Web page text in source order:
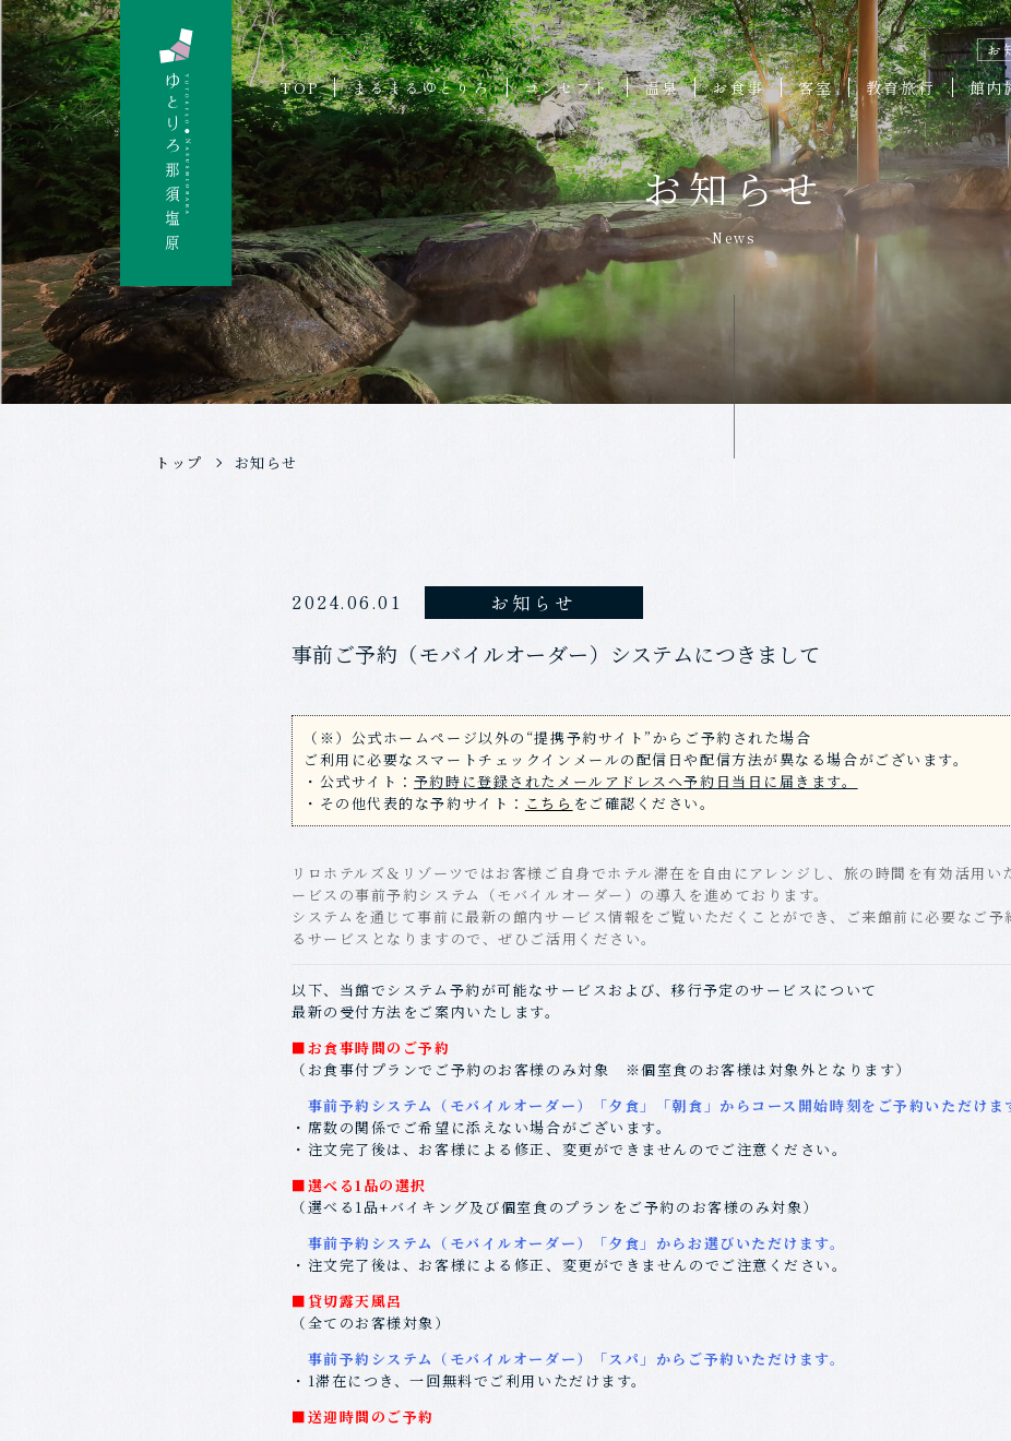
お
TOP まるまるゆとりろ コンセプト 温泉 お食事 客室 教育旅行 館内
お知らせ
News
トップ お知らせ
2024.06.01 お知らせ
事前ご予約（モバイルオーダー）システムにつきまして
（※）公式ホームページ以外の“提携予約サイト”からご予約された場合
ご利用に必要なスマートチェックインメールの配信日や配信方法が異なる場合がございます。
・公式サイト： 予約時に登録されたメールアドレスへ予約日当日に届きます。
・その他代表的な予約サイト： こちら をご確認ください。
リロホテルズ＆リゾーツではお客様ご自身でホテル滞在を自由にアレンジし、旅の時間を有効活用い
ービスの事前予約システム（モバイルオーダー）の導入を進めております。
システムを通じて事前に最新の館内サービス情報をご覧いただくことができ、ご来館前に必要なご予
るサービスとなりますので、ぜひご活用ください。
以下、当館でシステム予約が可能なサービスおよび、移行予定のサービスについて
最新の受付方法をご案内いたします。
■お食事時間のご予約
（お食事付プランでご予約のお客様のみ対象 ※個室食のお客様は対象外となります）
事前予約システム（モバイルオーダー）「夕食」「朝食」からコース開始時刻をご予約いただけま
・席数の関係でご希望に添えない場合がございます。
・注文完了後は、お客様による修正、変更ができませんのでご注意ください。
■選べる1品の選択
（選べる1品+バイキング及び個室食のプランをご予約のお客様のみ対象）
事前予約システム（モバイルオーダー）「夕食」からお選びいただけます。
・注文完了後は、お客様による修正、変更ができませんのでご注意ください。
■貸切露天風呂
（全てのお客様対象）
事前予約システム（モバイルオーダー）「スパ」からご予約いただけます。
・1滞在につき、一回無料でご利用いただけます。
■送迎時間のご予約